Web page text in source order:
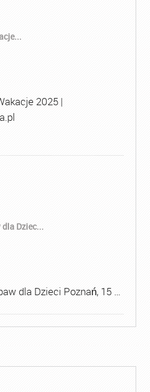
2025 |
Dziec...
dla Dzieci Poznań, 15 …